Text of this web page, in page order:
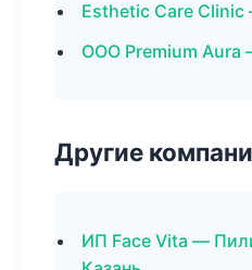
Esthetic Care
ООО Premium Aura
Другие
ИП Face Vita —